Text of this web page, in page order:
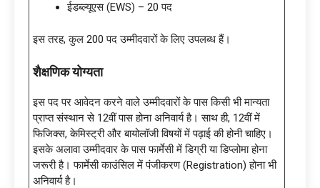
ईडब्ल्यूएस (EWS) – 20 पद
इस तरह, कुल 200 पद उम्मीदवारों के लिए उपलब्ध हैं।
शैक्षणिक योग्यता
इस पद पर आवेदन करने वाले उम्मीदवारों के पास किसी भी मान्यता
प्राप्त संस्थान से 12वीं पास होना अनिवार्य है। साथ ही, 12वीं में
फिजिक्स, केमिस्ट्री और बायोलॉजी विषयों में पढ़ाई की होनी चाहिए।
इसके अलावा उम्मीदवार के पास फार्मेसी में डिग्री या डिप्लोमा होना
जरूरी है। फार्मेसी काउंसिल में पंजीकरण (Registration) होना भी
अनिवार्य है।